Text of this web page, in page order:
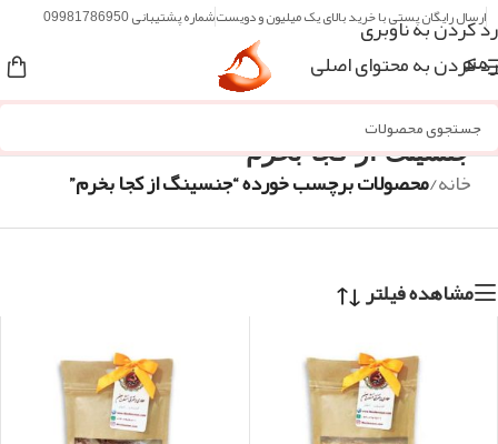
رد کردن به ناوبری
رد کردن به محتوای اصلی
ارسال رایگان پستی با خرید بالای یک میلیون و دویستشماره پشتیبانی 09981786950
منو
جنسینگ از کجا بخرم
خانه/محصولات برچسب خورده “جنسینگ از کجا بخرم”
مشاهده فیلتر